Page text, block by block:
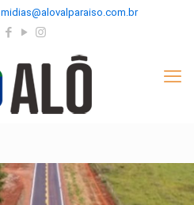
midias@alovalparaiso.com.br